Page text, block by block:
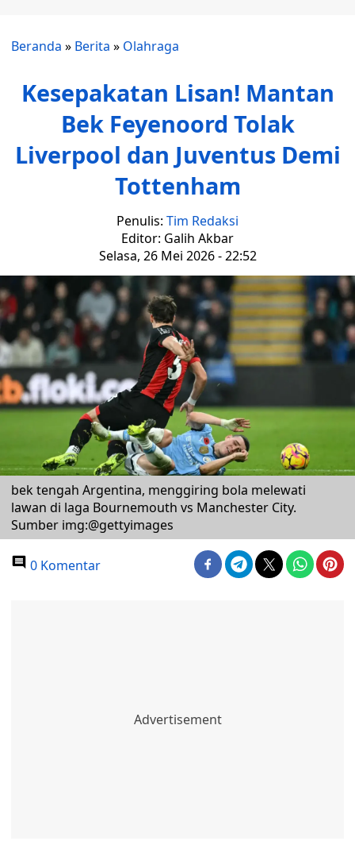
Beranda » Berita » Olahraga
Kesepakatan Lisan! Mantan
Bek Feyenoord Tolak
Liverpool dan Juventus Demi
Tottenham
Penulis: Tim Redaksi
Editor: Galih Akbar
Selasa, 26 Mei 2026 - 22:52
bek tengah Argentina, menggiring bola melewati
lawan di laga Bournemouth vs Manchester City.
Sumber img:@gettyimages
0 Komentar